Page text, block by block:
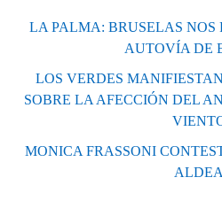
LA PALMA: BRUSELAS NOS
AUTOVÍA DE
LOS VERDES
SOBRE LA AFECCIÓN DEL
MONICA FRASSONI
ALDEA